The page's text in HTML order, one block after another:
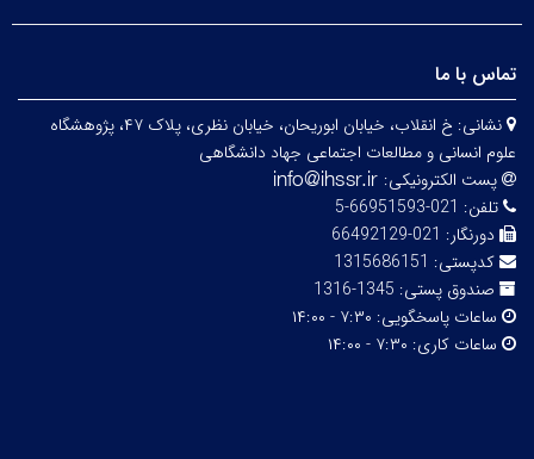
تماس با ما
نشانی:
خ انقلاب، خیابان ابوریحان، خیابان نظری، پلاک ۴۷، پژوهشگاه
علوم انسانی و مطالعات اجتماعی جهاد دانشگاهی
پست الکترونیکی:
تلفن: 021-66951593-5
دورنگار: 021-66492129
کدپستی: 1315686151
صندوق پستی: 1345-1316
ساعات پاسخگویی: ۷:۳۰ - ۱۴:۰۰
ساعات کاری: ۷:۳۰ - ۱۴:۰۰